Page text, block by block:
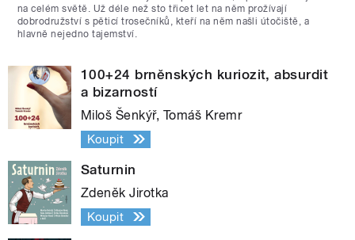
na celém světě. Už déle než sto třicet let na něm prožívají
dobrodružství s pěticí trosečníků, kteří na něm našli útočiště, a
hlavně nejedno tajemství.
100+24 brněnských kuriozit, absurdit
a bizarností
Miloš Šenkýř, Tomáš Kremr
Koupit
Saturnin
Zdeněk Jirotka
Koupit